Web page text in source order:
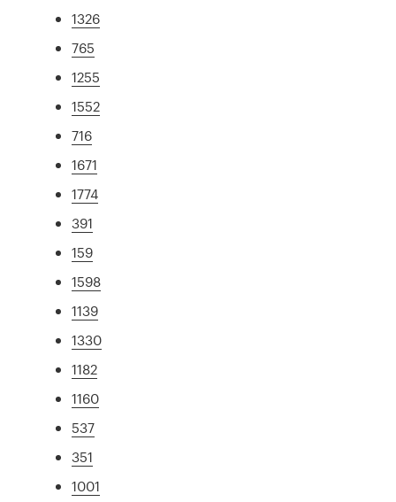
1326
765
1255
1552
716
1671
1774
391
159
1598
1139
1330
1182
1160
537
351
1001